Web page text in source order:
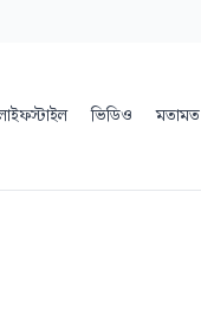
ভিডিও মতামত